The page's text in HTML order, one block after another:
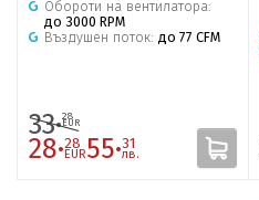
Обороти на вентилатора:
до 3000 RPM
Въздушен поток: до 77 CFM
33·28
EUR
28·28
EUR55·31
лв.